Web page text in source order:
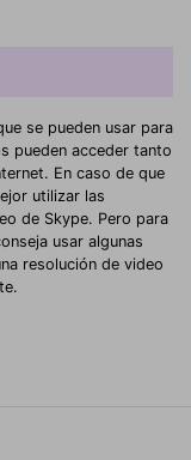
se pueden usar para
pueden acceder tanto
En caso de que
utilizar las
de Skype. Pero para
usar algunas
resolución de video